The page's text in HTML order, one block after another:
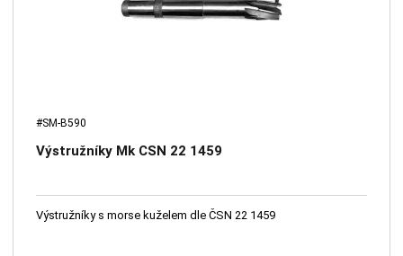
#SM-B590
Výstružníky Mk CSN 22 1459
Výstružníky s morse kuželem dle ČSN 22 1459